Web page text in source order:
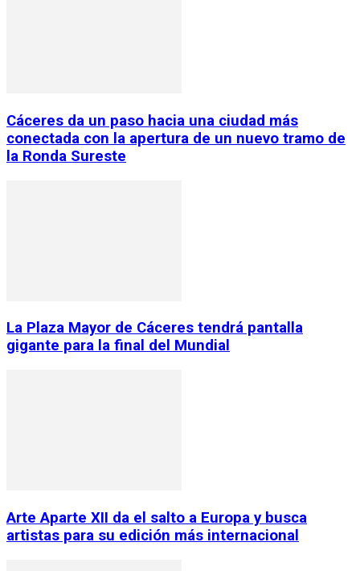
Cáceres da un paso hacia una ciudad más
conectada con la apertura de un nuevo tramo de
la Ronda Sureste
La Plaza Mayor de Cáceres tendrá pantalla
gigante para la final del Mundial
Arte Aparte XII da el salto a Europa y busca
artistas para su edición más internacional